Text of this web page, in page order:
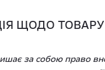
ЩОДО ТОВАРУ
за собою право